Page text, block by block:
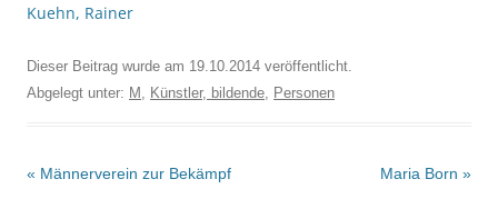
Kuehn, Rainer
Dieser Beitrag wurde am 19.10.2014 veröffentlicht.
Abgelegt unter: M Künstler, bildende Personen
Beitrags-
« Männerverein zur Bekämpf
Maria Born »